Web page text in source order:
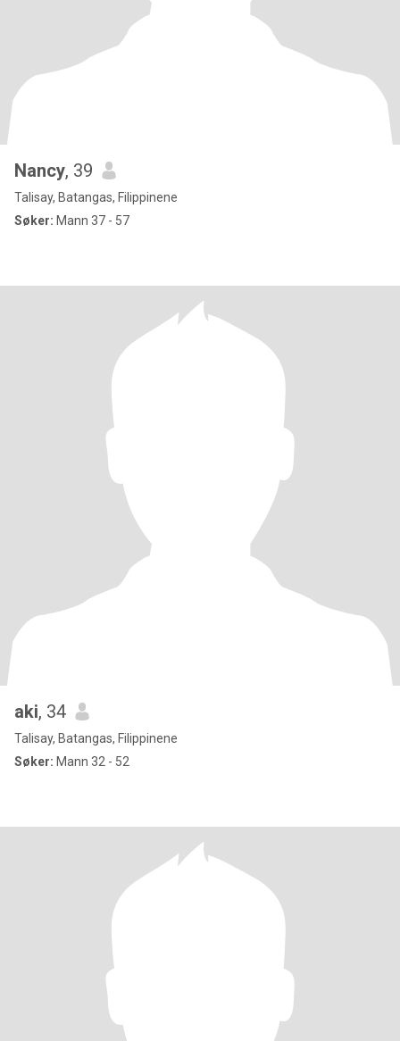
Nancy, 39
Talisay, Batangas, Filippinene
Søker: Mann 37 - 57
aki, 34
Talisay, Batangas, Filippinene
Søker: Mann 32 - 52